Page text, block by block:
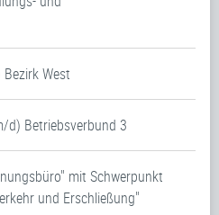
West
d) Betriebsverbund 3
mit Schwerpunkt
und Erschließung"